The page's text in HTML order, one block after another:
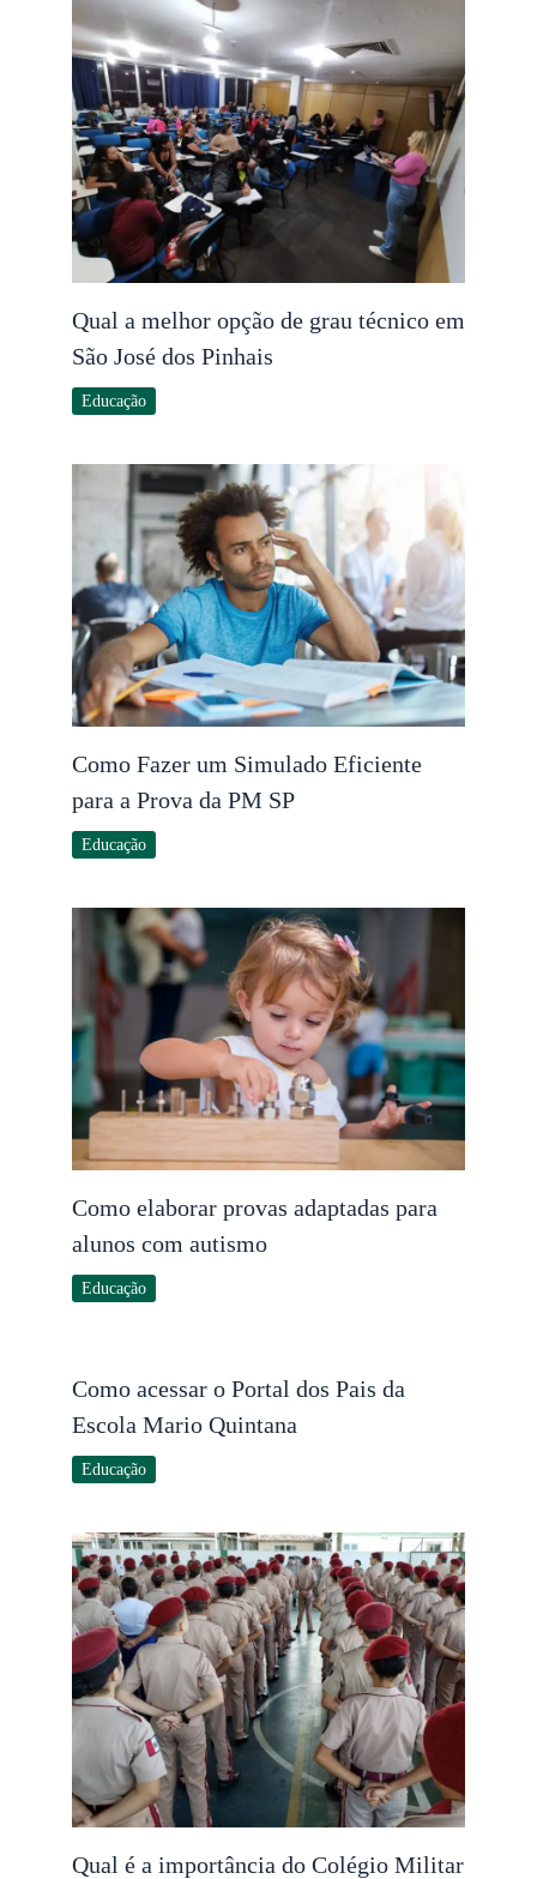
Qual a melhor opção de grau técnico em
São José dos Pinhais
Educação
Como Fazer um Simulado Eficiente
para a Prova da PM SP
Educação
Como elaborar provas adaptadas para
alunos com autismo
Educação
Como acessar o Portal dos Pais da
Escola Mario Quintana
Educação
Qual é a importância do Colégio Militar